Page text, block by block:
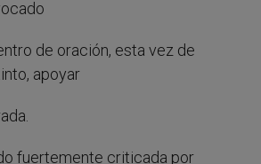
de oración, esta vez de
apoyar
fuertemente criticada por